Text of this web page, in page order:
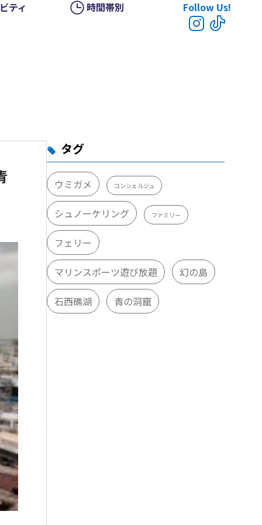
ティ 時間帯別 Follow Us!
タグ
ウミガメ コンシェルジュ
シュノーケリング ファミリー
フェリー
マリンスポーツ遊び放題 幻の島
石西礁湖 青の洞窟